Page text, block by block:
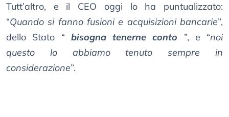
Tutt’altro, e il CEO oggi lo ha puntualizzato:
“Quando si fanno fusioni e acquisizioni bancarie”,
dello Stato “ bisogna tenerne conto ”, e “noi
questo lo abbiamo tenuto sempre in
considerazione”.